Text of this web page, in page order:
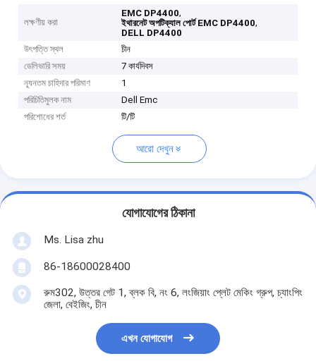
লক্ষণীয় করা
EMC DP4400,
ইথারনেট অপটিক্যাল পোর্ট EMC DP4400,
DELL DP4400
উৎপত্তি স্থল
চীন
ডেলিভারি সময়
7 কার্যদিবস
ন্যূনতম চাহিদার পরিমাণ
1
পরিচিতিমুলক নাম
Dell Emc
পরিশোধের শর্ত
টি/টি
আরো দেখুন
যোগাযোগের ঠিকানা
Ms. Lisa zhu
86-18600028400
রুম302, উত্তর গেট 1, ব্লক বি, নং 6, লংজিয়াং প্লেট মেকিং গ্রুপ, চ্যাংপিং
জেলা, বেইজিং, চীন
এখন যোগাযোগ